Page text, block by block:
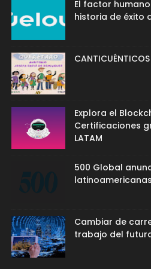
El factor
historia de éxito
Explora el
Certificaciones
LATAM
500 Global
Cambiar de
trabajo del